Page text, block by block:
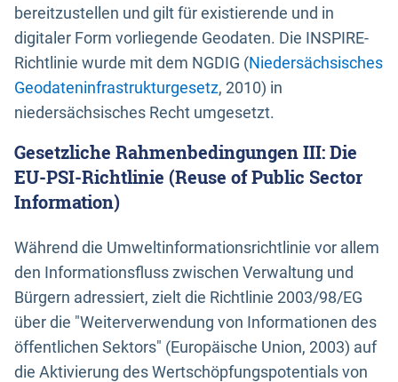
bereitzustellen und gilt für existierende und in
digitaler Form vorliegende Geodaten. Die INSPIRE-
Richtlinie wurde mit dem NGDIG (Niedersächsisches
Geodateninfrastrukturgesetz, 2010) in
niedersächsisches Recht umgesetzt.
Gesetzliche Rahmenbedingungen III: Die
EU-PSI-Richtlinie (Reuse of Public Sector
Information)
Während die Umweltinformationsrichtlinie vor allem
den Informationsfluss zwischen Verwaltung und
Bürgern adressiert, zielt die Richtlinie 2003/98/EG
über die "Weiterverwendung von Informationen des
öffentlichen Sektors" (Europäische Union, 2003) auf
die Aktivierung des Wertschöpfungspotentials von